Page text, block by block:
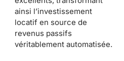
véritablement automatisée.